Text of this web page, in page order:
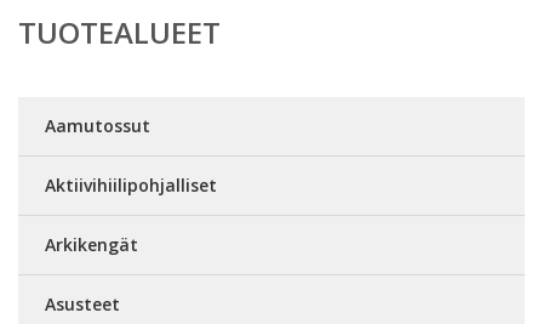
TUOTEALUEET
Aamutossut
Aktiivihiilipohjalliset
Arkikengät
Asusteet